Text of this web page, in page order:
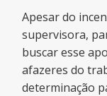
Apesar do
supervisora,
buscar esse
afazeres do
determinação